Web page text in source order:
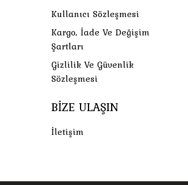
Kullanıcı Sözleşmesi
Kargo, İade Ve Değişim
Şartları
Gizlilik Ve Güvenlik
Sözleşmesi
BIZE ULAŞIN
İletişim